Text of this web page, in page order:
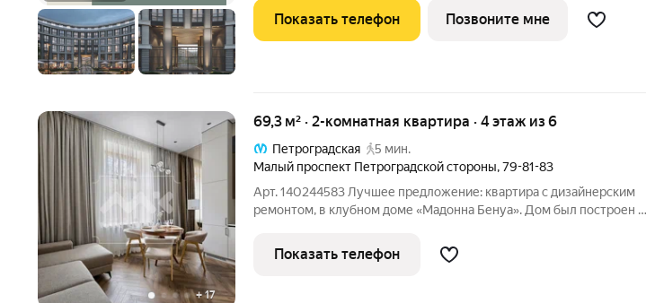
Показать телефон Позвоните мне
+17
69,3 м² · 2-комнатная квартира · 4 этаж из 6
Петроградская
5 мин.
Малый проспект Петроградской стороны,79-81-83
Арт. 140244583 Лучшее предложение: квартира с дизайнерским
ремонтом, в клубном доме «Мадонна Бенуа». Дом был построен в
Шретером, продолжателем знаменитой династии Бенуа. В 2023
году была
Показать телефон